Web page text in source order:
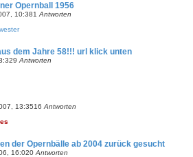
Opernball 1956
10:381 Antworten
dem Jahre 58!!! url klick unten
9 Antworten
13:3516 Antworten
der Opernbälle ab 2004 zurück gesucht
16:020 Antworten